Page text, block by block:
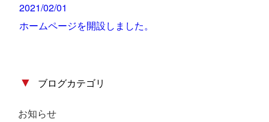
2021/02/01
ホームページを開設しました。
▼ ブログカテゴリ
お知らせ